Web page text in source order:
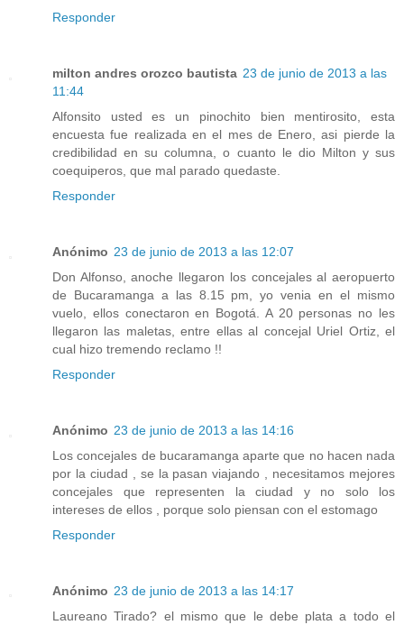
Responder
milton andres orozco bautista 23 de junio de 2013 a las
11:44
Alfonsito usted es un pinochito bien mentirosito, esta
encuesta fue realizada en el mes de Enero, asi pierde la
credibilidad en su columna, o cuanto le dio Milton y sus
coequiperos, que mal parado quedaste.
Responder
Anónimo 23 de junio de 2013 a las 12:07
Don Alfonso, anoche llegaron los concejales al aeropuerto
de Bucaramanga a las 8.15 pm, yo venia en el mismo
vuelo, ellos conectaron en Bogotá. A 20 personas no les
llegaron las maletas, entre ellas al concejal Uriel Ortiz, el
cual hizo tremendo reclamo !!
Responder
Anónimo 23 de junio de 2013 a las 14:16
Los concejales de bucaramanga aparte que no hacen nada
por la ciudad , se la pasan viajando , necesitamos mejores
concejales que representen la ciudad y no solo los
intereses de ellos , porque solo piensan con el estomago
Responder
Anónimo 23 de junio de 2013 a las 14:17
Laureano Tirado? el mismo que le debe plata a todo el